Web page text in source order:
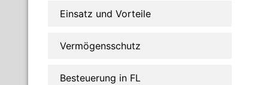
Einsatz und Vorteile
Vermögensschutz
Besteuerung in FL